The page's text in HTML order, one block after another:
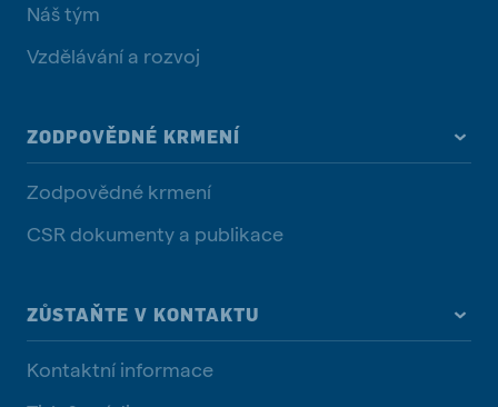
Náš tým
Vzdělávání a rozvoj
ZODPOVĚDNÉ KRMENÍ
Zodpovědné krmení
CSR dokumenty a publikace
ZŮSTAŇTE V KONTAKTU
Kontaktní informace